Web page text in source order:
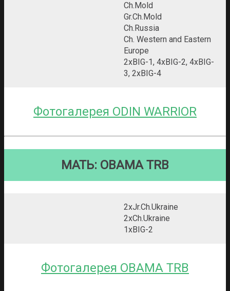
Ch.Mold
Gr.Ch.Mold
Ch.Russia
Ch. Western and Eastern
Europe
2xBIG-1, 4xBIG-2, 4xBIG-
3, 2xBIG-4
Фотогалерея ODIN WARRIOR
МАТЬ: OBAMA TRB
2xJr.Ch.Ukraine
2xCh.Ukraine
1xBIG-2
Фотогалерея OBAMA TRB